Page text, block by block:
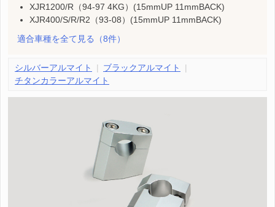
XJR1200/R（94-97 4KG）(15mmUP 11mmBACK)
XJR400/S/R/R2（93-08）(15mmUP 11mmBACK)
適合車種を全て見る
（8件）
シルバーアルマイト
ブラックアルマイト
チタンカラーアルマイト